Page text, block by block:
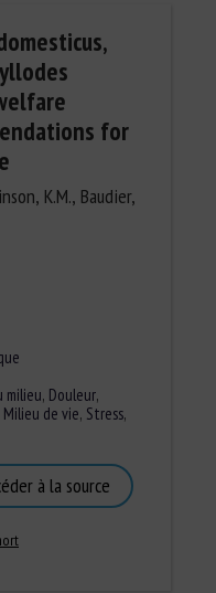
for
K.M., Baudier,
milieu, Douleur,
Milieu de vie, Stress,
à la source